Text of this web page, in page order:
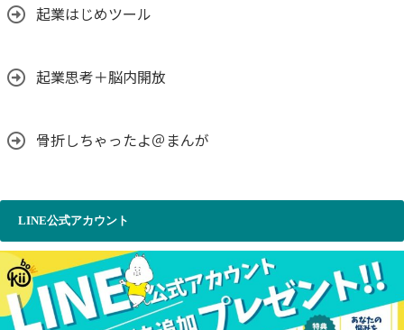
起業はじめツール
起業思考＋脳内開放
骨折しちゃったよ＠まんが
LINE公式アカウント